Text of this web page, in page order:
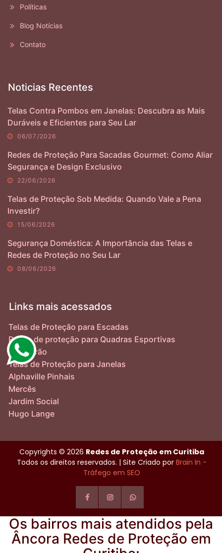
Políticas
Blog Notícias
Contato
Noticias Recentes
Telas Contra Pombos em Janelas: Descubra as Mais
Duráveis e Eficientes para Seu Lar
06/07/2026
Redes de Proteção Para Sacadas Gourmet: Como Aliar
Segurança e Design Exclusivo
22/06/2026
Telas de Proteção Sob Medida: Quando Vale a Pena
Investir?
15/06/2026
Segurança Doméstica: A Importância das Telas e
Redes de Proteção no Seu Lar
08/06/2026
Links mais acessados
Telas de Proteção para Escadas
Redes de proteção para Quadras Esportivas
Boqueirão
Telas de Proteção para Janelas
Alphaville Pinhais
Mercês
Jardim Social
Hugo Lange
Copyrights © 2026 Redes de Proteção em Curitiba
Todos os direitos reservados. | Site Criado por Brain In -
Tráfego em SEO
Os bairros mais atendidos pela
Âncora Redes de Proteção em